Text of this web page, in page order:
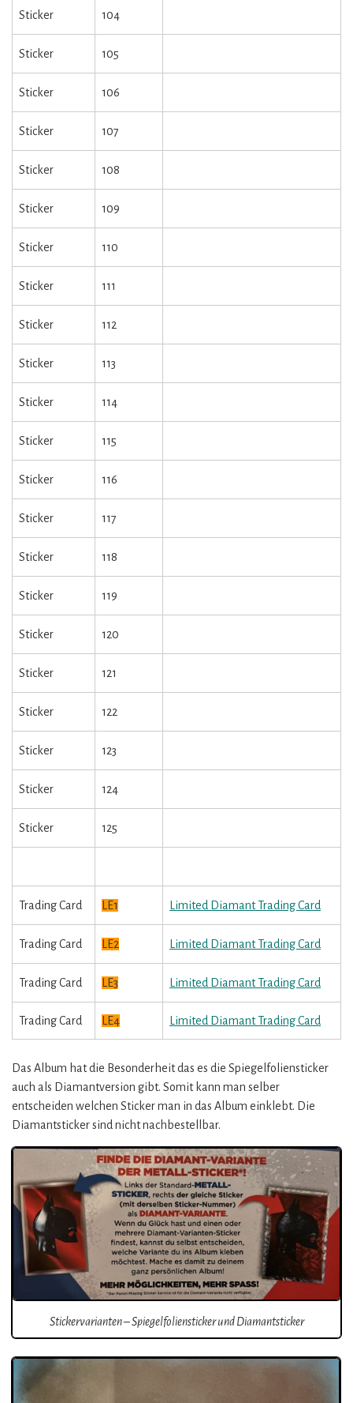
Sticker 104
Sticker 105
Sticker 106
Sticker 107
Sticker 108
Sticker 109
Sticker 110
Sticker 111
Sticker 112
Sticker 113
Sticker 114
Sticker 115
Sticker 116
Sticker 117
Sticker 118
Sticker 119
Sticker 120
Sticker 121
Sticker 122
Sticker 123
Sticker 124
Sticker 125
Trading Card LE1 Limited Diamant Trading Card
Trading Card LE2 Limited Diamant Trading Card
Trading Card LE3 Limited Diamant Trading Card
Trading Card LE4 Limited Diamant Trading Card
Das Album hat die Besonderheit das es die Spiegelfoliensticker
auch als Diamantversion gibt. Somit kann man selber
entscheiden welchen Sticker man in das Album einklebt. Die
Diamantsticker sind nicht nachbestellbar.
Stickervarianten – Spiegelfoliensticker und Diamantsticker